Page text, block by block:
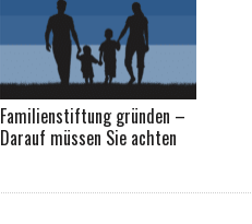
Familienstiftung gründen –
Darauf müssen Sie achten